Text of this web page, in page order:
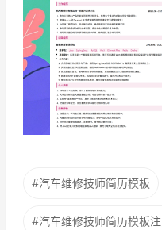
#汽车维修技师简历模板
#汽车维修技师简历模板